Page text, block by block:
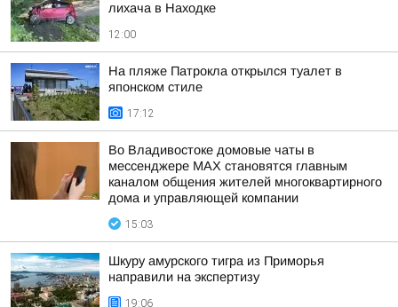
лихача в Находке
12:00
На пляже Патрокла открылся туалет в
японском стиле
17:12
Во Владивостоке домовые чаты в
мессенджере МАХ становятся главным
каналом общения жителей многоквартирного
дома и управляющей компании
15:03
Шкуру амурского тигра из Приморья
направили на экспертизу
19:06